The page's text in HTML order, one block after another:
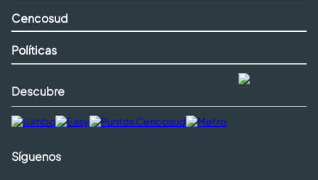
Cencosud
Políticas
Descubre
Síguenos